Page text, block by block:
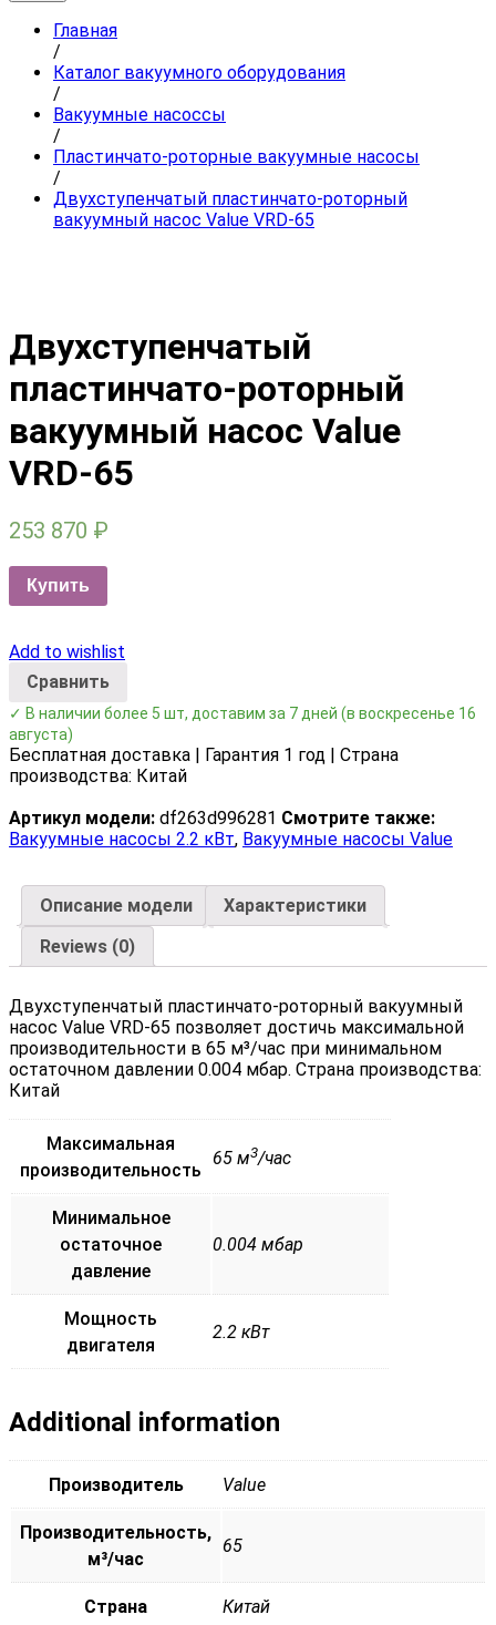
Главная
/
Каталог вакуумного оборудования
/
Вакуумные насоссы
/
Пластинчато-роторные вакуумные насосы
/
Двухступенчатый пластинчато-роторный
вакуумный насос Value VRD-65
Двухступенчатый
пластинчато-роторный
вакуумный насос Value
VRD-65
253 870 ₽
Купить
Add to wishlist
Сравнить
✓ В наличии более 5 шт, доставим за 7 дней (в воскресенье 16
августа)
Бесплатная доставка | Гарантия 1 год | Страна
производства: Китай
Артикул модели: df263d996281 Смотрите также:
Вакуумные насосы 2.2 кВт, Вакуумные насосы Value
Описание модели
Характеристики
Reviews (0)
Двухступенчатый пластинчато-роторный вакуумный
насос Value VRD-65 позволяет достичь максимальной
производительности в 65 м³/час при минимальном
остаточном давлении 0.004 мбар. Страна производства:
Китай
Максимальная
производительность
65 м3/час
Минимальное
остаточное
давление
0.004 мбар
Мощность
двигателя
2.2 кВт
Additional information
Производитель Value
Производительность,
м³/час
65
Страна Китай